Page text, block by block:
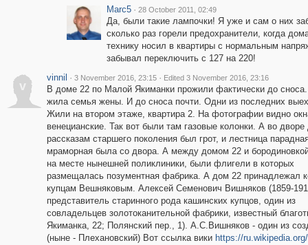
Marc5 · 28 October 2011, 02:49
Да, были такие лампочки! Я уже и сам о них
сколько раз горели предохранители, когда
технику носил в квартиры с нормальным
забывал переключить с 127 на 220!
v
vinnil · 3 November 2016, 23:15 · Edited 3 November 2016, 23:16
В доме 22 по Малой Якиманки прожили фактически до
жила семья жены. И до сноса почти. Одни из последних
Жили на втором этаже, квартира 2. На фотографии видно
венецианские. Так вот были там газовые колонки. А во
рассказам старшего поколения был грот, и лестница
мраморная была со двора. А между домом 22 и
на месте нынешней поликлиники, были флигели в которых
размещалась позументная фабрика. А дом 22 принадлежал
купцам Вешняковым. Алексей Семенович Вишняков (1859-
представитель старинного рода кашинских купцов, один из
совладельцев золотоканительной фабрики, известный
Якиманка, 22; Полянский пер., 1). А.С.Вишняков - один из
(ныне - Плехановский) Вот ссылка вики https://